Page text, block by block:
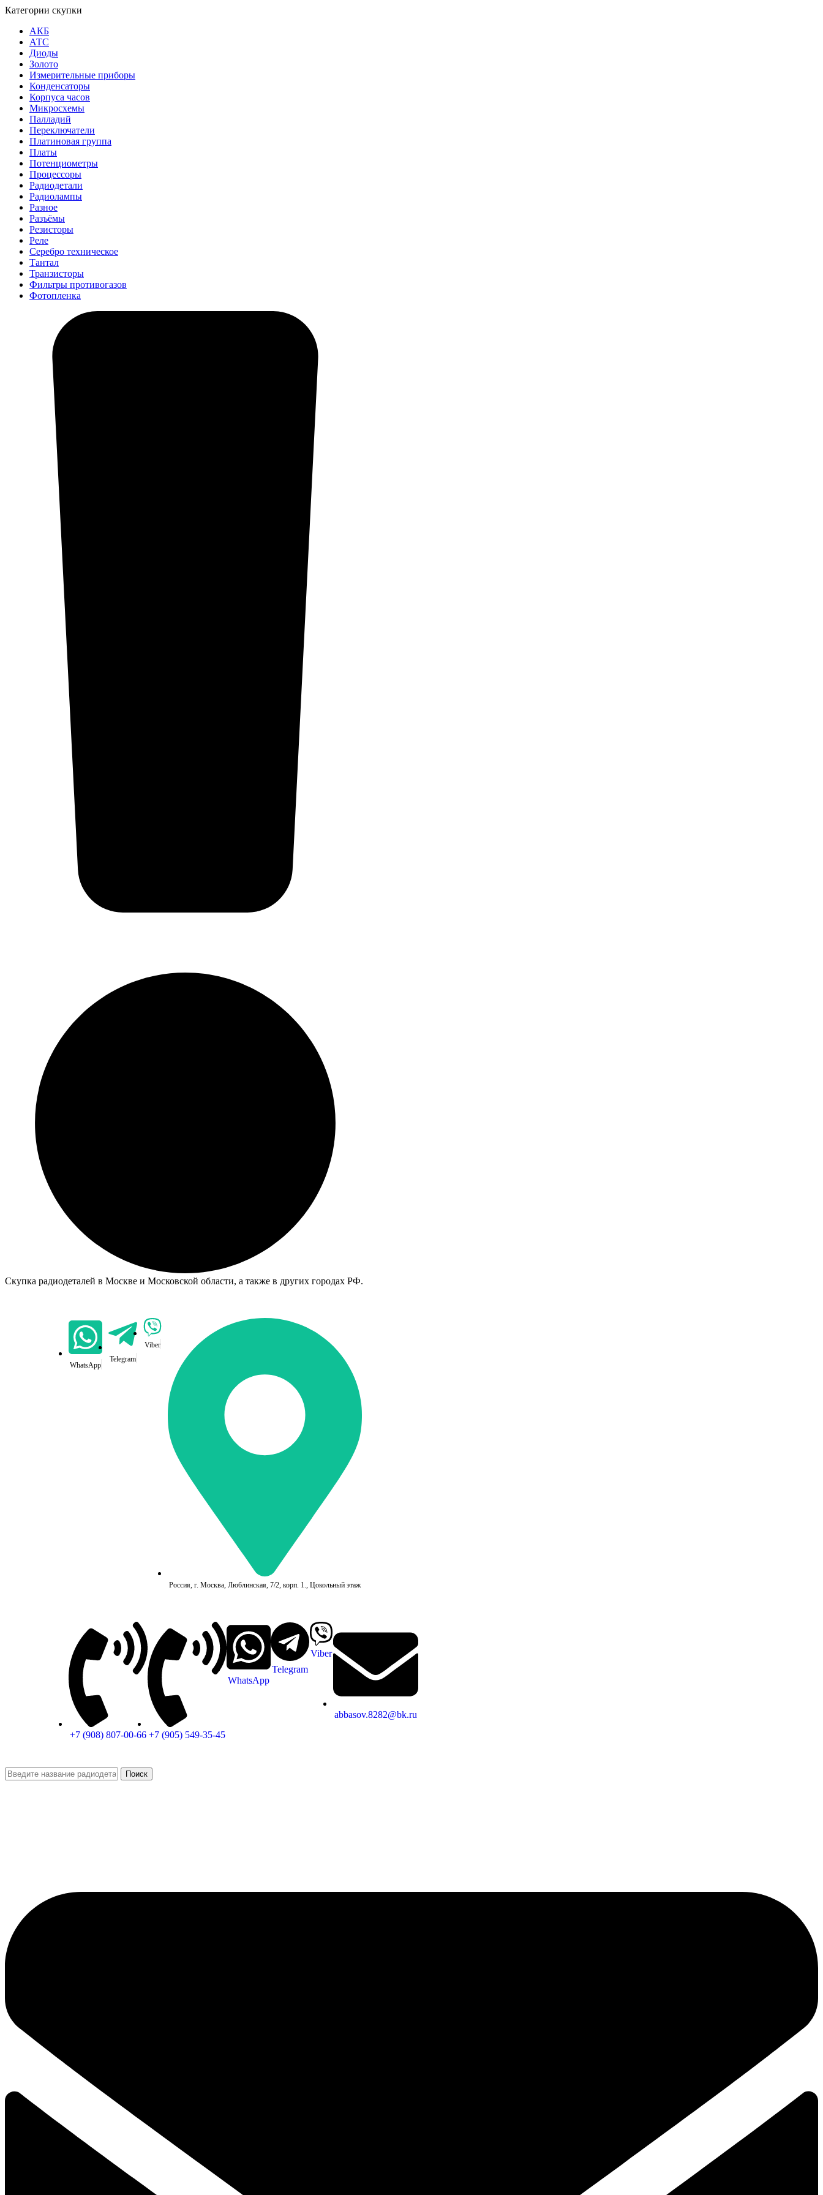
Категории скупки
АКБ
АТС
Диоды
Золото
Измерительные приборы
Конденсаторы
Корпуса часов
Микросхемы
Палладий
Переключатели
Платиновая группа
Платы
Потенциометры
Процессоры
Радиодетали
Радиолампы
Разное
Разъёмы
Резисторы
Реле
Серебро техническое
Тантал
Транзисторы
Фильтры противогазов
Фотопленка
Скупка радиодеталей в Москве и Московской области, а также в других городах РФ.
WhatsApp
Telegram
Viber
Россия, г. Москва, Люблинская, 7/2, корп. 1., Цокольный этаж
+7 (908) 807-00-66 +7 (905) 549-35-45
WhatsApp
Telegram
Viber
abbasov.8282@bk.ru
Поиск